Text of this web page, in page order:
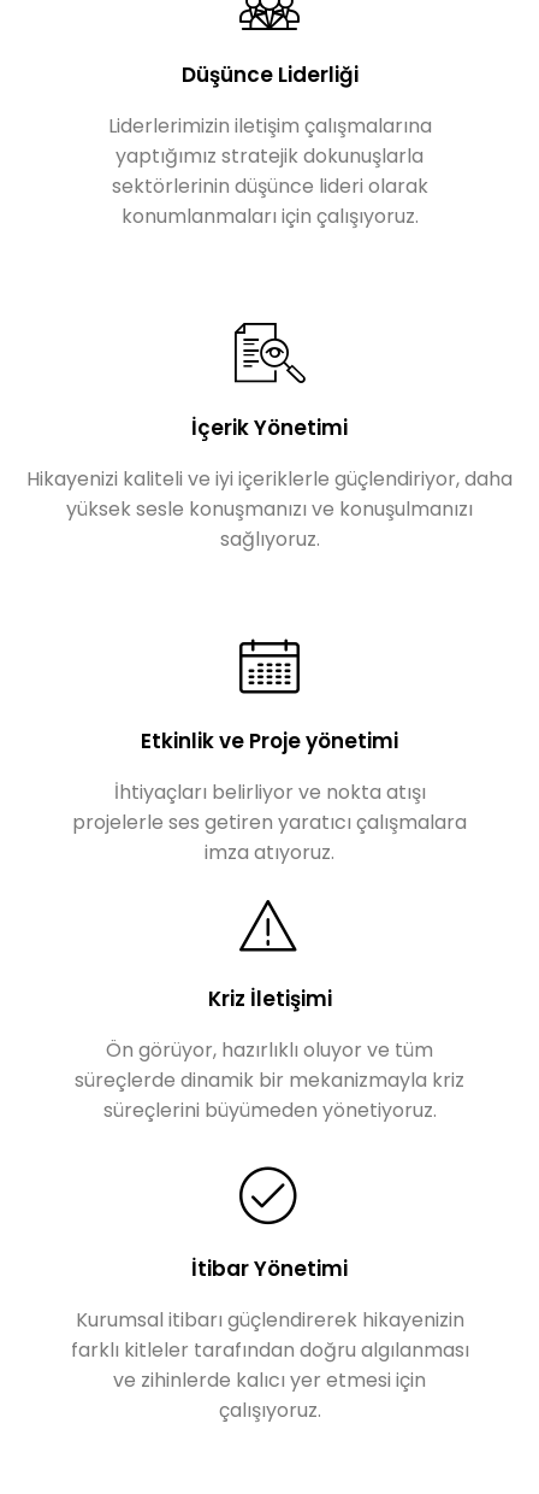
Düşünce Liderliği
Liderlerimizin iletişim çalışmalarına
yaptığımız stratejik dokunuşlarla
sektörlerinin düşünce lideri olarak
konumlanmaları için çalışıyoruz.
İçerik Yönetimi
Hikayenizi kaliteli ve iyi içeriklerle güçlendiriyor, daha
yüksek sesle konuşmanızı ve konuşulmanızı
sağlıyoruz.
Etkinlik ve Proje yönetimi
İhtiyaçları belirliyor ve nokta atışı
projelerle ses getiren yaratıcı çalışmalara
imza atıyoruz.
Kriz İletişimi
Ön görüyor, hazırlıklı oluyor ve tüm
süreçlerde dinamik bir mekanizmayla kriz
süreçlerini büyümeden yönetiyoruz.
İtibar Yönetimi
Kurumsal itibarı güçlendirerek hikayenizin
farklı kitleler tarafından doğru algılanması
ve zihinlerde kalıcı yer etmesi için
çalışıyoruz.